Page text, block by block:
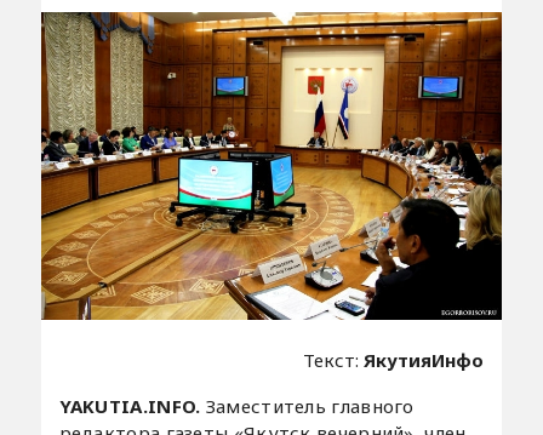
Текст: ЯкутияИнфо
YAKUTIA.INFO. Заместитель главного